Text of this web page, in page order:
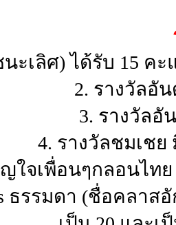
นะเลิศ) ได้รับ 15
2. รางวัลอั
3. รางวัลอั
4. รางวัลชมเช
ญใจเพื่อนๆกลอนไ
ธรรมดา (ชื่อคลา